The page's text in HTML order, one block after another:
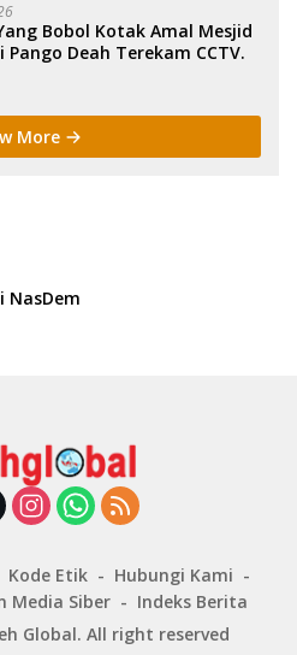
Bobol Kotak Amal Mesjid
Pango Deah Terekam CCTV.
More
NasDem
Kode Etik
Hubungi Kami
Media Siber
Indeks Berita
Global. All right reserved